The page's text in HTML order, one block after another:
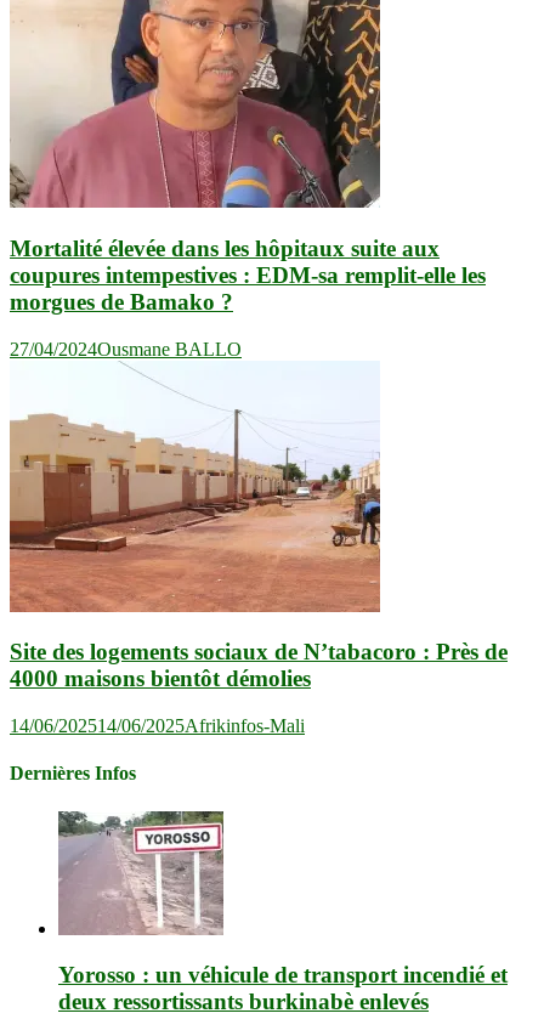
Mortalité élevée dans les hôpitaux suite aux
coupures intempestives : EDM-sa remplit-elle les
morgues de Bamako ?
27/04/2024Ousmane BALLO
Site des logements sociaux de N’tabacoro : Près de
4000 maisons bientôt démolies
14/06/202514/06/2025Afrikinfos-Mali
Dernières Infos
Yorosso : un véhicule de transport incendié et
deux ressortissants burkinabè enlevés